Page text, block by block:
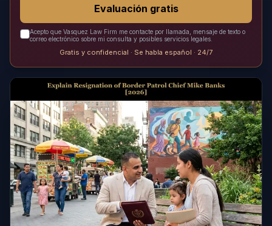
Evaluación gratis
Acepto que Vasquez Law Firm me contacte por llamada, mensaje de texto o
correo electrónico sobre mi consulta y posibles servicios legales.
Gratis y confidencial · Se habla español · 24/7